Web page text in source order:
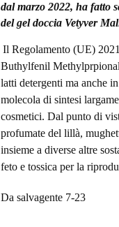
dal marzo 2022, ha fatto
del gel doccia Vetyver
Il Regolamento (UE)
Buthylfenil
latti detergenti ma anche
molecola di sintesi
cosmetici. Dal punto di
profumate del lillà,
insieme a diverse altre
feto e tossica per la
Da salvagente 7-23